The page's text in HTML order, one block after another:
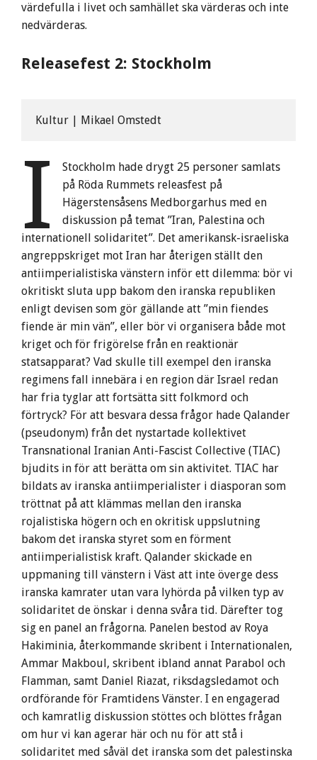
värdefulla i livet och samhället ska värderas och inte
nedvärderas.
Releasefest 2: Stockholm
Kultur | Mikael Omstedt
I
Stockholm hade drygt 25 personer samlats
på Röda Rummets releasfest på
Hägerstensåsens Medborgarhus med en
diskussion på temat ”Iran, Palestina och
internationell solidaritet”. Det amerikansk-israeliska
angreppskriget mot Iran har återigen ställt den
antiimperialistiska vänstern inför ett dilemma: bör vi
okritiskt sluta upp bakom den iranska republiken
enligt devisen som gör gällande att ”min fiendes
fiende är min vän”, eller bör vi organisera både mot
kriget och för frigörelse från en reaktionär
statsapparat? Vad skulle till exempel den iranska
regimens fall innebära i en region där Israel redan
har fria tyglar att fortsätta sitt folkmord och
förtryck? För att besvara dessa frågor hade Qalander
(pseudonym) från det nystartade kollektivet
Transnational Iranian Anti-Fascist Collective (TIAC)
bjudits in för att berätta om sin aktivitet. TIAC har
bildats av iranska antiimperialister i diasporan som
tröttnat på att klämmas mellan den iranska
rojalistiska högern och en okritisk uppslutning
bakom det iranska styret som en förment
antiimperialistisk kraft. Qalander skickade en
uppmaning till vänstern i Väst att inte överge dess
iranska kamrater utan vara lyhörda på vilken typ av
solidaritet de önskar i denna svåra tid. Därefter tog
sig en panel an frågorna. Panelen bestod av Roya
Hakiminia, återkommande skribent i Internationalen,
Ammar Makboul, skribent ibland annat Parabol och
Flamman, samt Daniel Riazat, riksdagsledamot och
ordförande för Framtidens Vänster. I en engagerad
och kamratlig diskussion stöttes och blöttes frågan
om hur vi kan agerar här och nu för att stå i
solidaritet med såväl det iranska som det palestinska